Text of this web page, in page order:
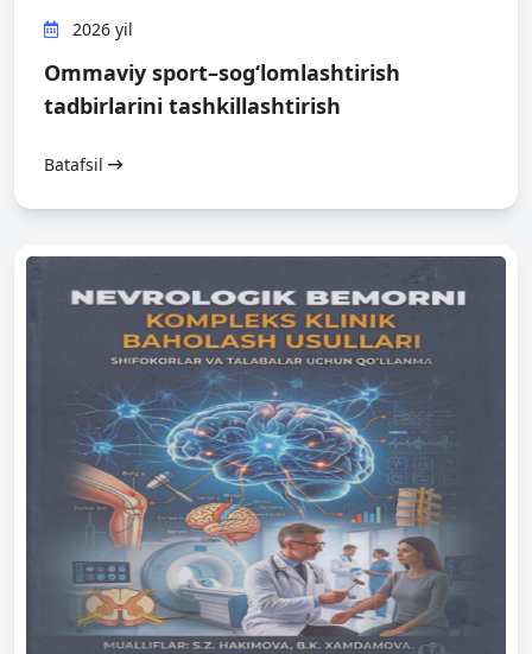
2026 yil
Оmmаviy spоrt–sоg‘lоmlаshtirish
tаdbirlаrini tаshkillаshtirish
Batafsil